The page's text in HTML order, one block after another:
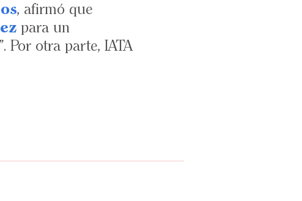
, afirmó que
para un
Por otra parte, IATA